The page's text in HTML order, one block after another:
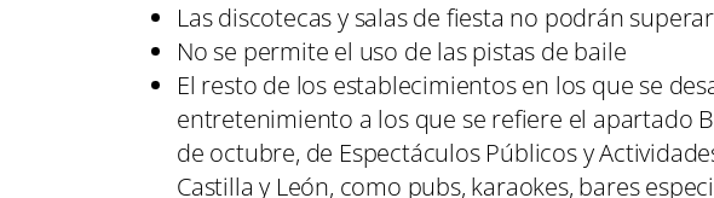
Las discotecas y salas de fiesta no podrán
No se permite el uso de las pistas de baile
El resto de los establecimientos en los que se
entretenimiento a los que se refiere el apartado
de octubre, de Espectáculos Públicos y
Castilla y León, como pubs, karaokes, bares